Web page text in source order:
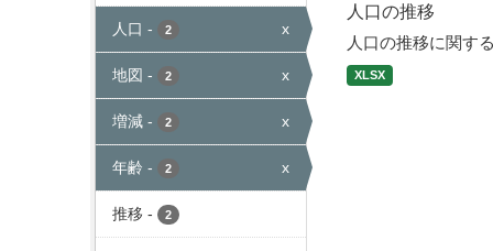
人口 - 2 x
地図 - 2 x
増減 - 2 x
年齢 - 2 x
推移 - 2
人口の推移
人口の推移に関す
XLSX